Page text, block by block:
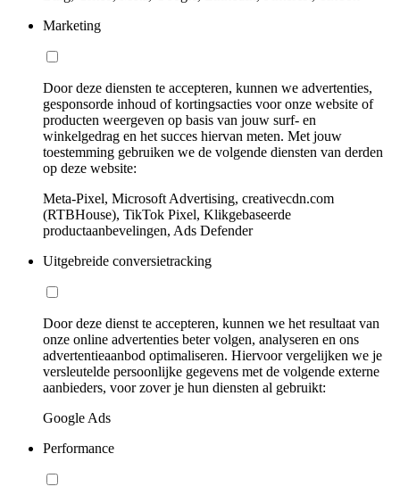
Marketing
Door deze diensten te accepteren, kunnen we advertenties,
gesponsorde inhoud of kortingsacties voor onze website of
producten weergeven op basis van jouw surf- en
winkelgedrag en het succes hiervan meten. Met jouw
toestemming gebruiken we de volgende diensten van derden
op deze website:
Meta-Pixel, Microsoft Advertising, creativecdn.com
(RTBHouse), TikTok Pixel, Klikgebaseerde
productaanbevelingen, Ads Defender
Uitgebreide conversietracking
Door deze dienst te accepteren, kunnen we het resultaat van
onze online advertenties beter volgen, analyseren en ons
advertentieaanbod optimaliseren. Hiervoor vergelijken we je
versleutelde persoonlijke gegevens met de volgende externe
aanbieders, voor zover je hun diensten al gebruikt:
Google Ads
Performance